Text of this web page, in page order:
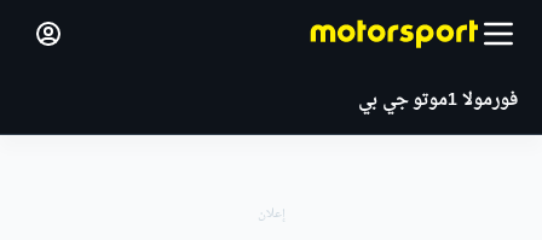
فورمولا 1 موتو جي بي